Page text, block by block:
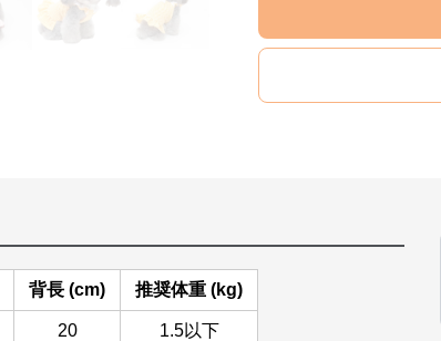
背長 (cm) 推奨体重 (kg)
20 1.5以下